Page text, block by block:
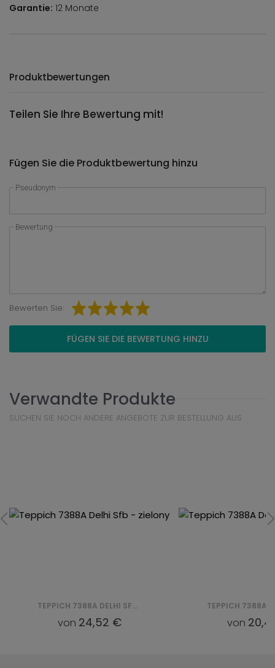
Garantie: 12 Monate
Produktbewertungen
Teilen Sie Ihre Bewertung mit!
Fügen Sie die Produktbewertung hinzu
Pseudonym
Bewertung
Bewerten Sie:
FÜGEN SIE DIE BEWERTUNG HINZU
Verwandte Produkte
SUCHEN SIE NOCH ANDERE ANGEBOTE ZUR BESTELLUNG AUS
TEPPICH 7388A DELHI SFB - ZIELONY
von 20,47 € von